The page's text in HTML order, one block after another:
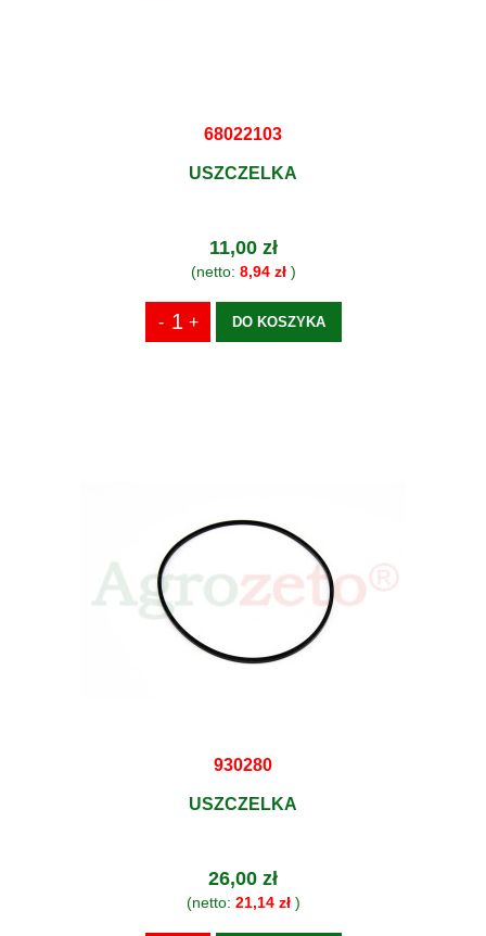
68022103
USZCZELKA
11,00 zł
(netto: 8,94 zł)
DO KOSZYKA
930280
USZCZELKA
26,00 zł
(netto: 21,14 zł)